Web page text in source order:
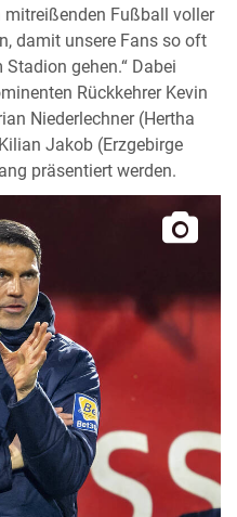
Fußball voller
damit unsere Fans so oft
gehen.“ Dabei
Rückkehrer Kevin
Niederlechner (Hertha
Jakob (Erzgebirge
präsentiert werden.